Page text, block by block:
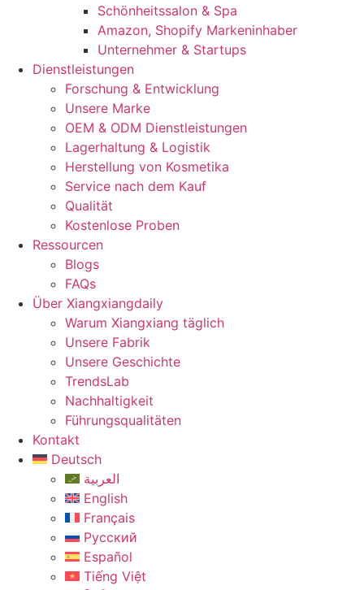
Schönheitssalon & Spa
Amazon, Shopify Markeninhaber
Unternehmer & Startups
Dienstleistungen
Forschung & Entwicklung
Unsere Marke
OEM & ODM Dienstleistungen
Lagerhaltung & Logistik
Herstellung von Kosmetika
Service nach dem Kauf
Qualität
Kostenlose Proben
Ressourcen
Blogs
FAQs
Über Xiangxiangdaily
Warum Xiangxiang täglich
Unsere Fabrik
Unsere Geschichte
TrendsLab
Nachhaltigkeit
Führungsqualitäten
Kontakt
Deutsch
العربية
English
Français
Русский
Español
Tiếng Việt